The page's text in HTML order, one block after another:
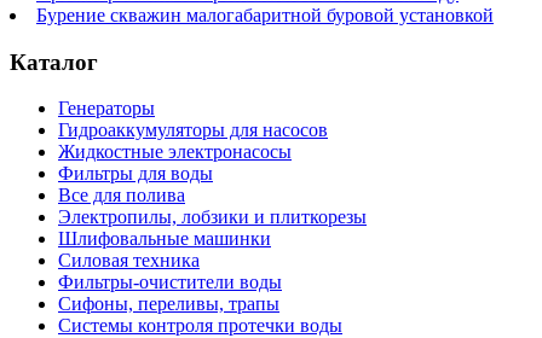
Бурение скважин малогабаритной буровой установкой
Каталог
Генераторы
Гидроаккумуляторы для насосов
Жидкостные электронасосы
Фильтры для воды
Все для полива
Электропилы, лобзики и плиткорезы
Шлифовальные машинки
Силовая техника
Фильтры-очистители воды
Сифоны, переливы, трапы
Системы контроля протечки воды